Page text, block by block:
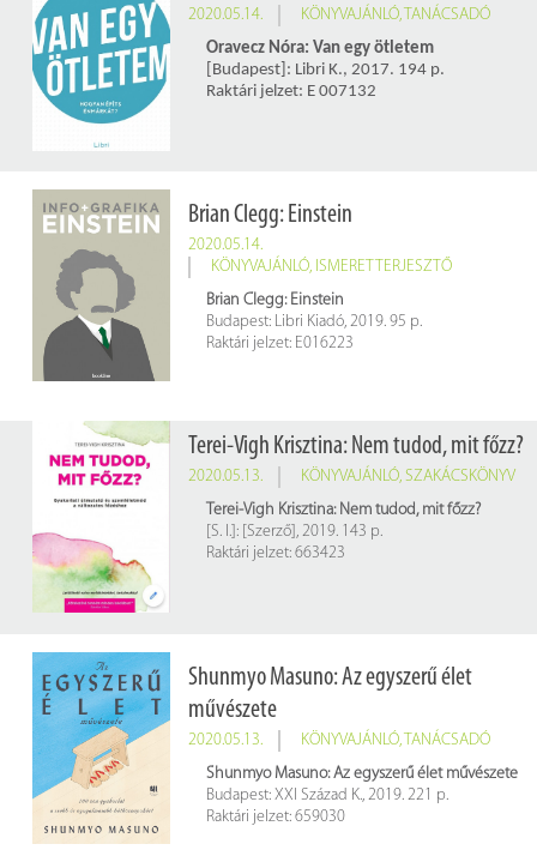
2020.05.14. KÖNYVAJÁNLÓ,TANÁCSADÓ
Oravecz Nóra: Van egy ötletem
[Budapest]: Libri K., 2017. 194 p.
Raktári jelzet: E 007132
Brian Clegg: Einstein
2020.05.14.
KÖNYVAJÁNLÓ, ISMERETTERJESZTŐ
Brian Clegg: Einstein
Budapest: Libri Kiadó, 2019. 95 p.
Raktári jelzet: E016223
Terei-Vigh Krisztina: Nem tudod, mit főzz?
2020.05.13. KÖNYVAJÁNLÓ, SZAKÁCSKÖNYV
Terei-Vigh Krisztina: Nem tudod, mit főzz?
[S. I.]: [Szerző], 2019. 143 p.
Raktári jelzet: 663423
Shunmyo Masuno: Az egyszerű élet
művészete
2020.05.13. KÖNYVAJÁNLÓ, TANÁCSADÓ
Shunmyo Masuno: Az egyszerű élet művészete
Budapest: XXI Század K., 2019. 221 p.
Raktári jelzet: 659030